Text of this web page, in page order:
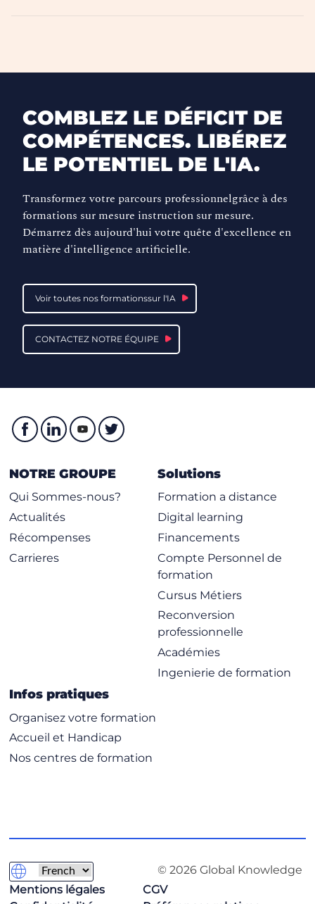
COMBLEZ LE DÉFICIT DE
COMPÉTENCES. LIBÉREZ
LE POTENTIEL DE L'IA.
Transformez votre parcours professionnelgrâce à des
formations sur mesure instruction sur mesure.
Démarrez dès aujourd'hui votre quête d'excellence en
matière d'intelligence artificielle.
Voir toutes nos formationssur l'IA
CONTACTEZ NOTRE ÉQUIPE
NOTRE GROUPE
Qui Sommes-nous?
Actualités
Récompenses
Carrieres
Solutions
Formation a distance
Digital learning
Financements
Compte Personnel de
formation
Cursus Métiers
Reconversion
professionnelle
Académies
Ingenierie de formation
Infos pratiques
Organisez votre formation
Accueil et Handicap
Nos centres de formation
© 2026 Global Knowledge
Mentions légales
CGV